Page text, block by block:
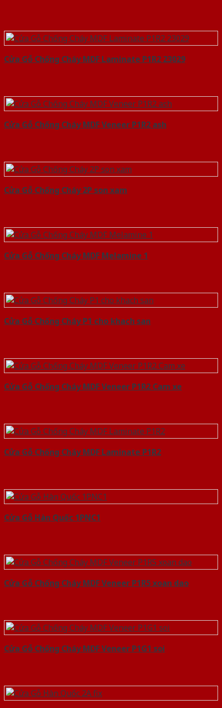
Cửa Gỗ Chống Cháy MDF Laminate P1R2 23029
Cửa Gỗ Chống Cháy MDF Veneer P1R2 ash
Cửa Gỗ Chống Cháy 2P son xam
Cửa Gỗ Chống Cháy MDF Melamine 1
Cửa Gỗ Chống Cháy P1 cho khach san
Cửa Gỗ Chống Cháy MDF Veneer P1R2 Cam xe
Cửa Gỗ Chống Cháy MDF Laminate P1R2
Cửa Gỗ Hàn Quốc 1PNC1
Cửa Gỗ Chống Cháy MDF Veneer P1R5 xoan dao
Cửa Gỗ Chống Cháy MDF Veneer P1G1 soi